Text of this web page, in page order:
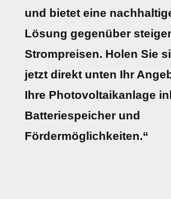
und bietet eine
Lösung gegenüber
Strompreisen. Holen Sie
jetzt direkt unten Ihr
Ihre Photovoltaikanlage
Batteriespeicher und
Fördermöglichkeiten.“